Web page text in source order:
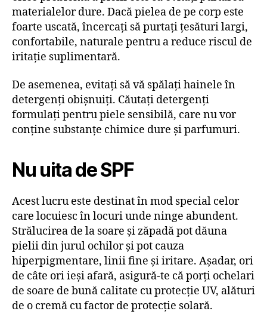
materialelor dure. Dacă pielea de pe corp este
foarte uscată, încercați să purtați țesături largi,
confortabile, naturale pentru a reduce riscul de
iritație suplimentară.
De asemenea, evitați să vă spălați hainele în
detergenți obișnuiți. Căutați detergenți
formulați pentru piele sensibilă, care nu vor
conține substanțe chimice dure și parfumuri.
Nu uita de SPF
Acest lucru este destinat în mod special celor
care locuiesc în locuri unde ninge abundent.
Strălucirea de la soare și zăpadă pot dăuna
pielii din jurul ochilor și pot cauza
hiperpigmentare, linii fine și iritare. Așadar, ori
de câte ori ieși afară, asigură-te că porți ochelari
de soare de bună calitate cu protecție UV, alături
de o cremă cu factor de protecție solară.